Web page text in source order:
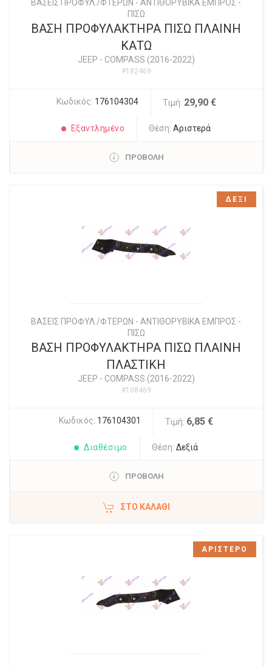
ΒΑΣΕΙΣ ΠΡΟΦΥΛ./ΦΤΕΡΩΝ - ΑΝΤΙΘΟΡΥΒΙΚΑ ΕΜΠΡΟΣ -
ΠΙΣΩ
ΒΑΣΗ ΠΡΟΦΥΛΑΚΤΗΡΑ ΠΙΣΩ ΠΛΑΙΝΗ
ΚΑΤΩ
JEEP - COMPASS (2016-2022)
#182469
Κωδικός: 176104304 Τιμή: 29,90 €
Εξαντλημένο Θέση:Αριστερά
ΠΡΟΒΟΛΗ
ΒΑΣΕΙΣ ΠΡΟΦΥΛ./ΦΤΕΡΩΝ - ΑΝΤΙΘΟΡΥΒΙΚΑ ΕΜΠΡΟΣ -
ΠΙΣΩ
ΒΑΣΗ ΠΡΟΦΥΛΑΚΤΗΡΑ ΠΙΣΩ ΠΛΑΙΝΗ
ΠΛΑΣΤΙΚΗ
JEEP - COMPASS (2016-2022)
#108469
Κωδικός: 176104301 Τιμή: 6,85 €
Διαθέσιμο Θέση: Δεξιά
ΠΡΟΒΟΛΗ
ΣΤΟ ΚΑΛΆΘΙ
ΔΕΞΙ
ΑΡΙΣΤΕΡΟ